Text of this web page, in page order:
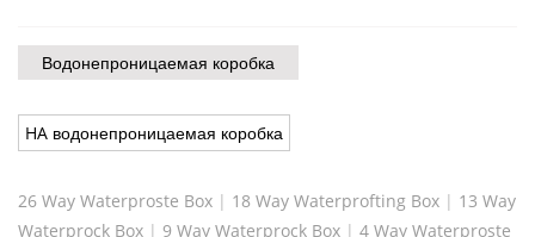
Водонепроницаемая коробка
HA водонепроницаемая коробка
26 Way Waterproste Box | 18 Way Waterprofting Box | 13 Way
Waterprock Box | 9 Way Waterprock Box | 4 Way Waterproste